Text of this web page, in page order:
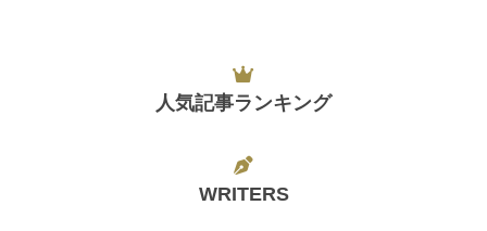
人気記事ランキング
WRITERS